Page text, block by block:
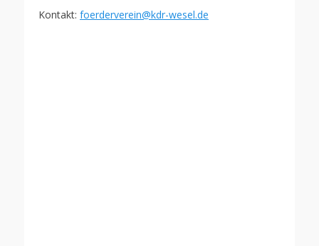
Kontakt: foerderverein@kdr-wesel.de